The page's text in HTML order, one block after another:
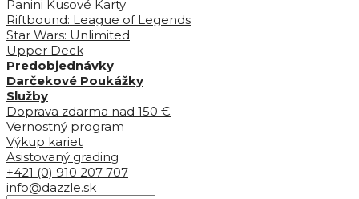
Panini Kusové Karty
Riftbound: League of Legends
Star Wars: Unlimited
Upper Deck
Predobjednávky
Darčekové Poukážky
Služby
Doprava zdarma nad 150 €
Vernostný program
Výkup kariet
Asistovaný grading
+421 (0) 910 207 707
info@dazzle.sk